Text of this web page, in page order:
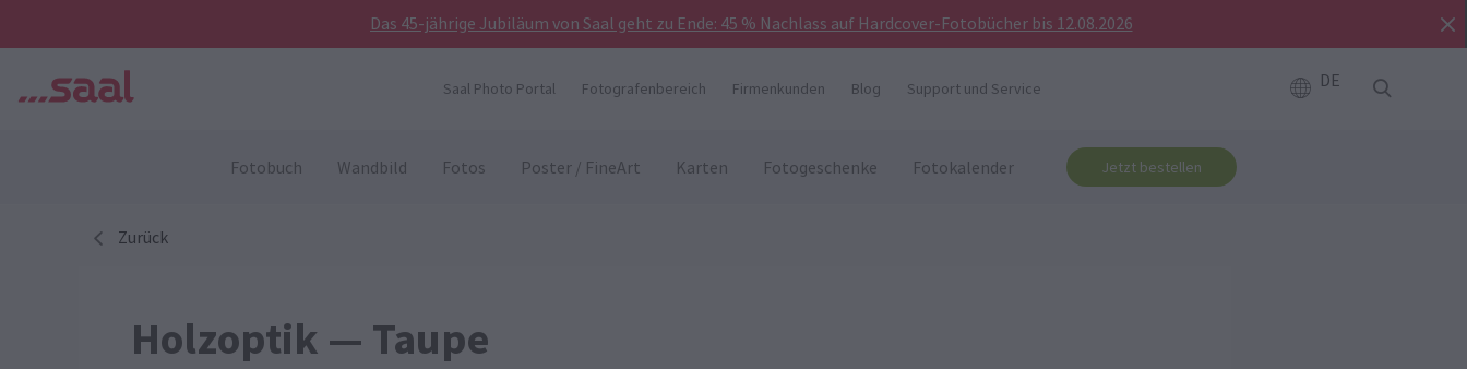
Das 45-jährige Jubiläum von Saal geht zu Ende: 45 % Nachlass auf Hardcover-Fotobücher bis 12.08.2026
Saal Photo Portal Fotografenbereich Firmenkunden Blog Support und Service DE
Fotobuch Wandbild Fotos Poster / FineArt Karten Fotogeschenke Fotokalender Jetzt bestellen
Zurück
Holzoptik — Taupe